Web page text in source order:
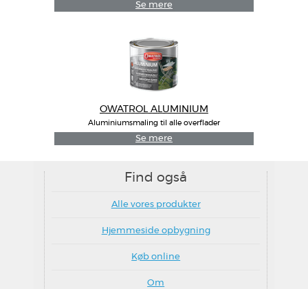
Se mere
OWATROL ALUMINIUM
Aluminiumsmaling til alle overflader
Se mere
Find også
Alle vores produkter
Hjemmeside opbygning
Køb online
Om